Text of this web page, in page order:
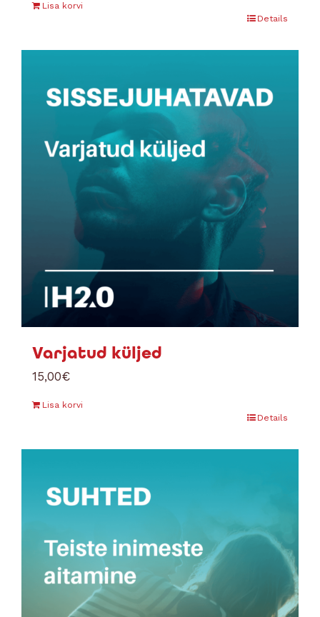
Lisa korvi
Details
Varjatud küljed
15,00€
Lisa korvi
Details